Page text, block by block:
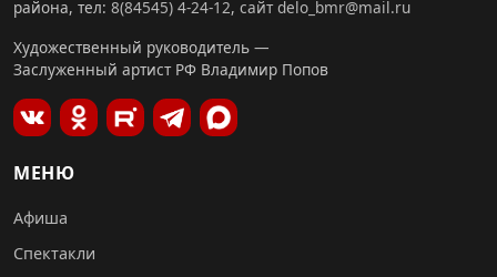
района, тел: 8(84545) 4-24-12, сайт delo_bmr@mail.ru
Художественный руководитель —
Заслуженный артист РФ Владимир Попов
МЕНЮ
Афиша
Спектакли